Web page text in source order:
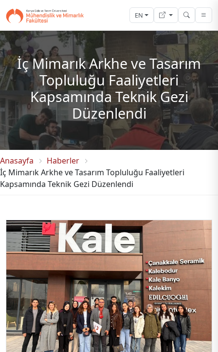
EN
İç Mimarık Arkhe ve Tasarım
Topluluğu Faaliyetleri
Kapsamında Teknik Gezi
Düzenlendi
Anasayfa
Haberler
İç Mimarık Arkhe ve Tasarım Topluluğu Faaliyetleri
Kapsamında Teknik Gezi Düzenlendi